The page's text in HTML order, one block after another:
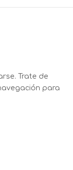
Trate de
para